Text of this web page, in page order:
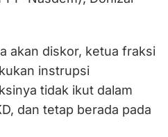
akan diskor, ketua fraksi
instrupsi
tidak ikut dalam
dan tetap berada pada